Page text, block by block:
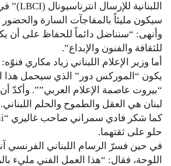
سيكون مليئاً بالمفاجآت السارة والحضور
وأنهى: “سنناضل دائماً للحفاظ على أن
للثقافة والفنون والإبداع”.
أما وزير الإعلام اللبناني زياد مكاري
يكون “الموركس دور” الذي سيحمل هذا
“بيروت عاصمة الإعلام العربي””. وأكدّ
لبنان هي العقل والطموح والحلم اللبناني.
حلو على ثقتهما.
في حين فسرّ الرسام اللبناني الفرنسي
اللوحة، فقال: “هذا العمل الفني مليء